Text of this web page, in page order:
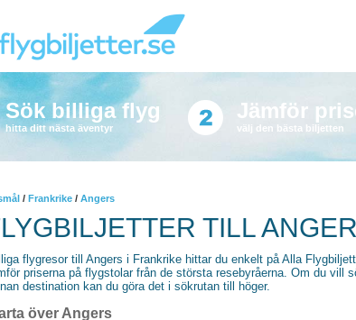
Sök billiga flyg
hitta ditt nästa äventyr
Jämför
välj den bästa biljetten
/ Frankrike / Angers
TILL
flygresor till Angers i Frankrike hittar du enkelt på Alla
priserna på flygstolar från de största resebyråerna. Om du vill
destination kan du göra det i sökrutan till höger.
över Angers